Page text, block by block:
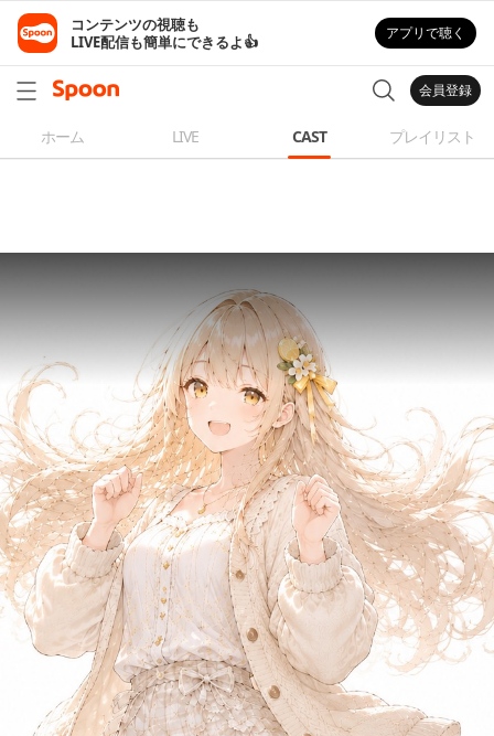
コンテンツの視聴も
LIVE配信も簡単にできるよ👍
アプリで聴く
会員登録
ホーム LIVE CAST プレイリスト